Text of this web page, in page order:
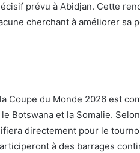
prévu à Abidjan. Cette
cherchant à améliorer sa
Coupe du Monde 2026 est
le Botswana et la Somalie.
directement pour le
à des barrages